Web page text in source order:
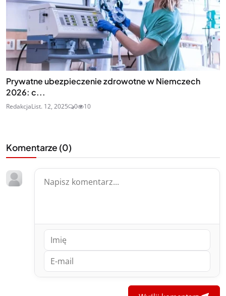
Prywatne ubezpieczenie zdrowotne w Niemczech
2026: c...
RedakcjaList. 12, 2025 0 10
Komentarze (0)